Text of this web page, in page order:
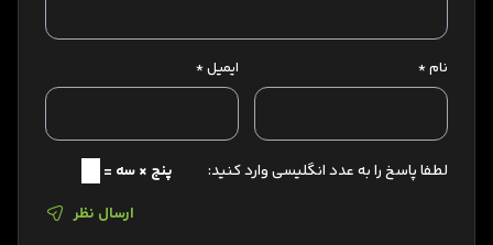
نام* ایمیل*
لطفا پاسخ را به عدد انگلیسی وارد کنید:
پنج × سه =
ارسال نظر